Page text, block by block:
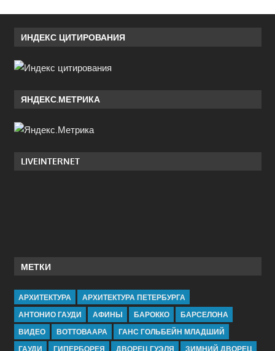
ИНДЕКС ЦИТИРОВАНИЯ
ЯНДЕКС.МЕТРИКА
LIVEINTERNET
МЕТКИ
АРХИТЕКТУРА
АРХИТЕКТУРА ПЕТЕРБУРГА
АНТОНИО ГАУДИ
АФИНЫ БАРОККО
БАРСЕЛОНА
ВИДЕО
ВОТТОВААРА
ГАНС ГОЛЬБЕЙН МЛАДШИЙ
ГАУДИ
ГИПЕРБОРЕЯ ДВОРЕЦ ГУЭЛЯ ЗИМНИЙ ДВОРЕЦ